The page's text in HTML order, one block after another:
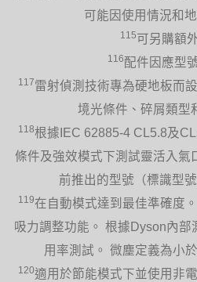
可能因使用情況和
115可另購額
116配件因應型
117雷射偵測技術專為硬地板而
境光條件、碎屑類型
118根據IEC 62885-4 CL5.8及
條件及強效模式下測試靈活入氣
前推出的型號（標識型
119在自動模式達到最佳準確度
吸力調整功能。 根據Dyson內
用率測試。 微塵定義為小
120適用於節能模式下並使用非